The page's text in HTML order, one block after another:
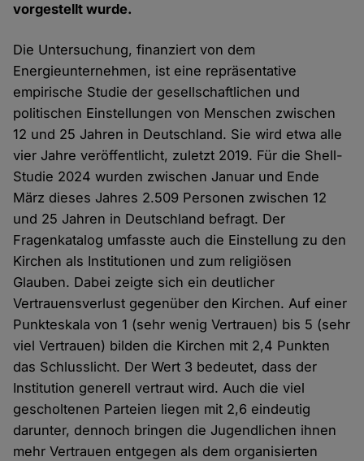
vorgestellt wurde.
Die Untersuchung, finanziert von dem
Energieunternehmen, ist eine repräsentative
empirische Studie der gesellschaftlichen und
politischen Einstellungen von Menschen zwischen
12 und 25 Jahren in Deutschland. Sie wird etwa alle
vier Jahre veröffentlicht, zuletzt 2019. Für die Shell-
Studie 2024 wurden zwischen Januar und Ende
März dieses Jahres 2.509 Personen zwischen 12
und 25 Jahren in Deutschland befragt. Der
Fragenkatalog umfasste auch die Einstellung zu den
Kirchen als Institutionen und zum religiösen
Glauben. Dabei zeigte sich ein deutlicher
Vertrauensverlust gegenüber den Kirchen. Auf einer
Punkteskala von 1 (sehr wenig Vertrauen) bis 5 (sehr
viel Vertrauen) bilden die Kirchen mit 2,4 Punkten
das Schlusslicht. Der Wert 3 bedeutet, dass der
Institution generell vertraut wird. Auch die viel
gescholtenen Parteien liegen mit 2,6 eindeutig
darunter, dennoch bringen die Jugendlichen ihnen
mehr Vertrauen entgegen als dem organisierten